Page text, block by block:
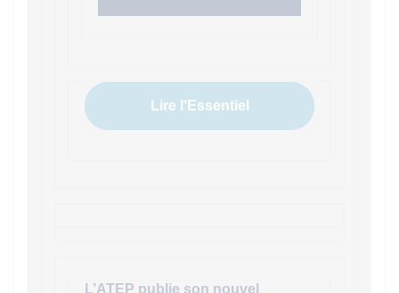
Lire l’Essentiel
L’ATEP publie son nouvel